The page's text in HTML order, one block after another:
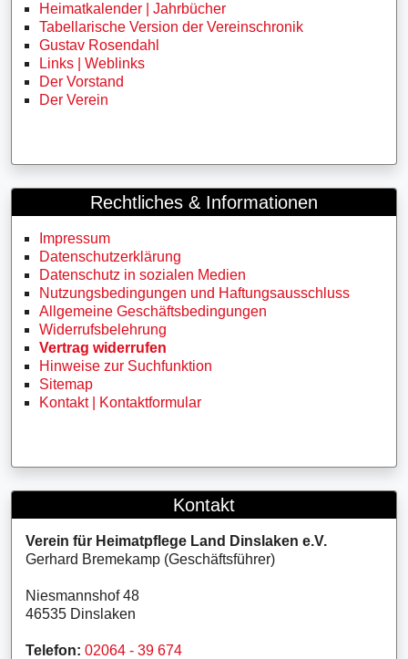
Heimatkalender | Jahrbücher
Tabellarische Version der Vereinschronik
Gustav Rosendahl
Links | Weblinks
Der Vorstand
Der Verein
Rechtliches & Informationen
Impressum
Datenschutzerklärung
Datenschutz in sozialen Medien
Nutzungsbedingungen und Haftungsausschluss
Allgemeine Geschäftsbedingungen
Widerrufsbelehrung
Vertrag widerrufen
Hinweise zur Suchfunktion
Sitemap
Kontakt | Kontaktformular
Kontakt
Verein für Heimatpflege Land Dinslaken e.V.
Gerhard Bremekamp (Geschäftsführer)
Niesmannshof 48
46535 Dinslaken
Telefon: 02064 - 39 674